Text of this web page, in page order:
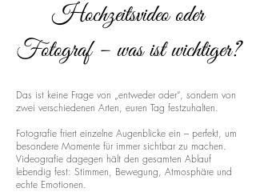
Hochzeitsvideo oder
Fotograf – was ist wichtiger?
Das ist keine Frage von „entweder oder“, sondern von
zwei verschiedenen Arten, euren Tag festzuhalten.
Fotografie friert einzelne Augenblicke ein – perfekt, um
besondere Momente für immer sichtbar zu machen.
Videografie dagegen hält den gesamten Ablauf
lebendig fest: Stimmen, Bewegung, Atmosphäre und
echte Emotionen.